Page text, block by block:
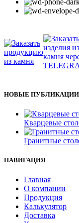
НОВЫЕ ПУБЛИКАЦИИ
Кварцевые
Гранитные
НАВИГАЦИЯ
Главная
О компании
Продукция
Калькулятор
Доставка